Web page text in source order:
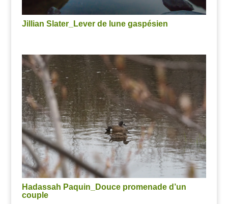
Jillian Slater_Lever de lune gaspésien
Hadassah Paquin_Douce promenade d’un
couple